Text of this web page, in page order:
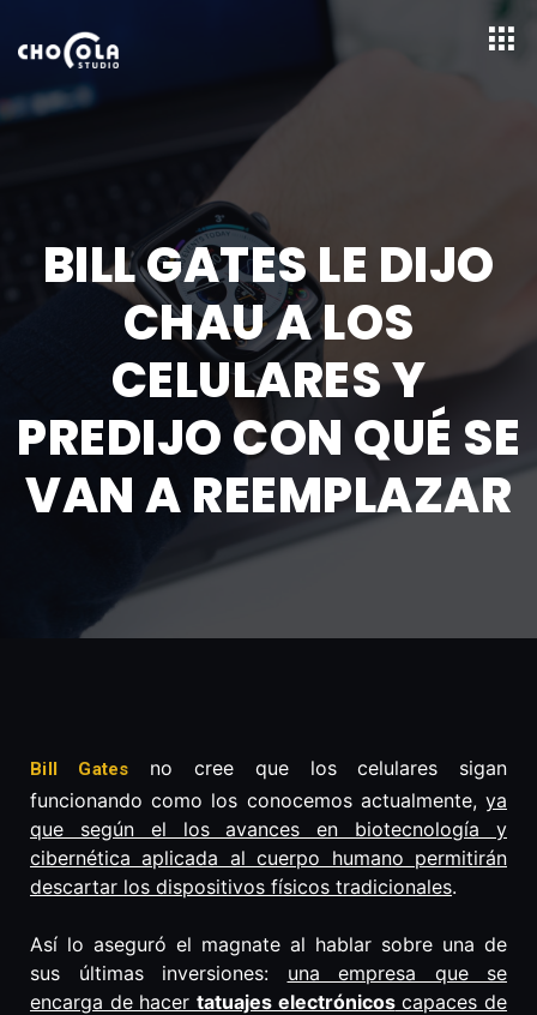
BILL GATES LE DIJO
CHAU A LOS
CELULARES Y
PREDIJO CON QUÉ SE
VAN A REEMPLAZAR
Bill Gates no cree que los celulares sigan
funcionando como los conocemos actualmente, ya
que según el los avances en biotecnología y
cibernética aplicada al cuerpo humano permitirán
descartar los dispositivos físicos tradicionales.
Así lo aseguró el magnate al hablar sobre una de
sus últimas inversiones: una empresa que se
encarga de hacer tatuajes electrónicoscapaces de